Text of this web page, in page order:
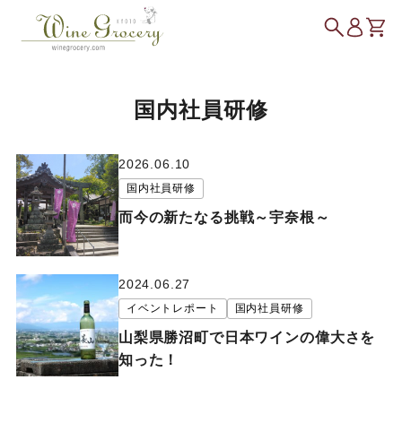
国内社員研修
2026.06.10
国内社員研修
而今の新たなる挑戦～宇奈根～
2024.06.27
イベントレポート 国内社員研修
山梨県勝沼町で日本ワインの偉大さを
知った！